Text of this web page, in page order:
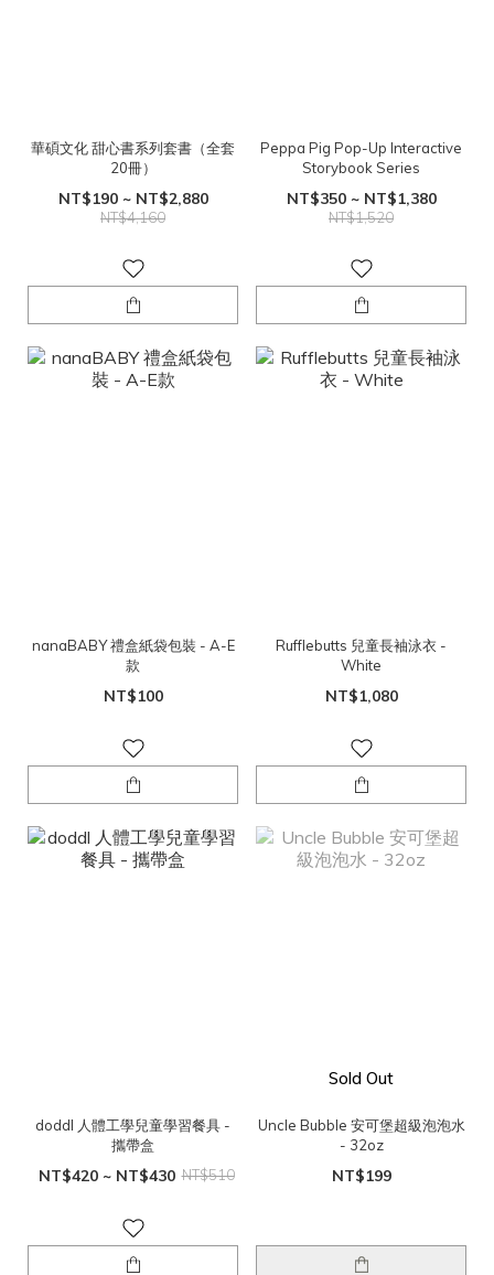
華碩文化 甜心書系列套書（全套
20冊）
NT$190 ~ NT$2,880
NT$4,160
Peppa Pig Pop-Up Interactive
Storybook Series
NT$350 ~ NT$1,380
NT$1,520
nanaBABY 禮盒紙袋包裝 - A-E
款
NT$100
Rufflebutts 兒童長袖泳衣 -
White
NT$1,080
doddl 人體工學兒童學習餐具 -
攜帶盒
NT$420 ~ NT$430 NT$510
Sold Out
Uncle Bubble 安可堡超級泡泡水
- 32oz
NT$199